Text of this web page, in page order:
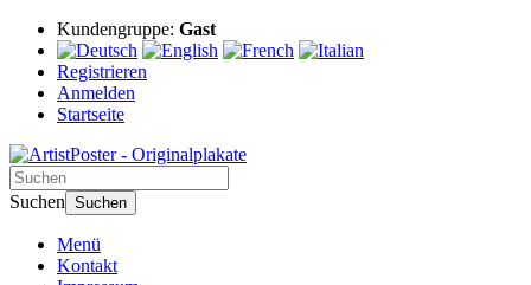
Kundengruppe: Gast
Registrieren
Anmelden
Startseite
Suchen Suchen
Menü
Kontakt